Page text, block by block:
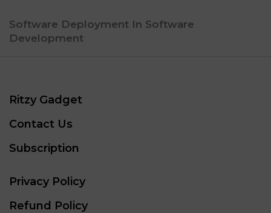
Software Deployment In Software
Development
Ritzy Gadget
Contact Us
Subscription
Privacy Policy
Refund Policy